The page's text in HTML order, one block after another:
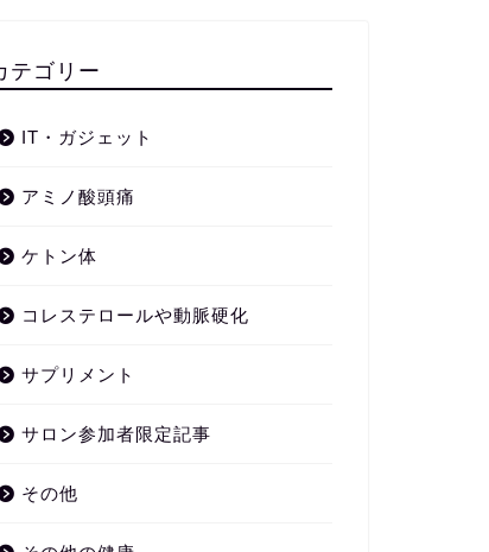
テゴリー
IT・ガジェット
アミノ酸頭痛
ケトン体
コレステロールや動脈硬化
サプリメント
サロン参加者限定記事
その他